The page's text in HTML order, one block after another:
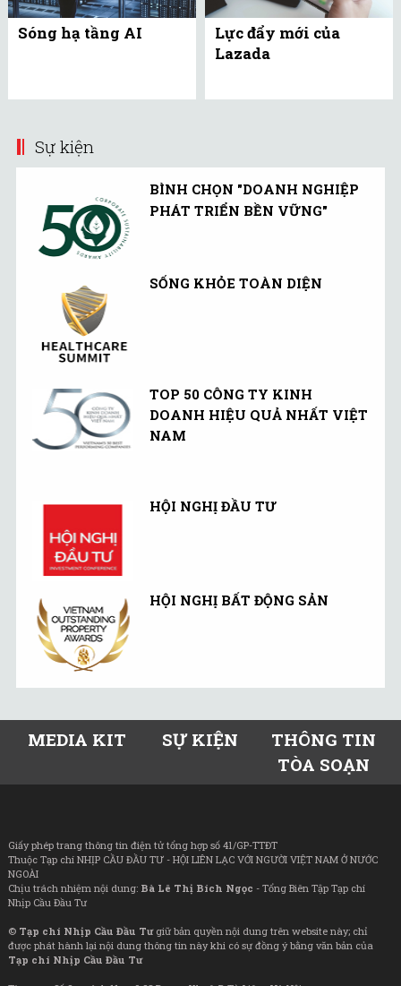
Sóng hạ tầng AI
Lực đẩy mới của
Lazada
Sự kiện
BÌNH CHỌN "DOANH NGHIỆP
PHÁT TRIỂN BỀN VỮNG"
SỐNG KHỎE TOÀN DIỆN
TOP 50 CÔNG TY KINH
DOANH HIỆU QUẢ NHẤT VIỆT
NAM
HỘI NGHỊ ĐẦU TƯ
HỘI NGHỊ BẤT ĐỘNG SẢN
MEDIA KIT SỰ KIỆN
THÔNG TIN
TÒA SOẠN
Giấy phép trang thông tin điện tử tổng hợp số 41/GP-TTĐT
Thuộc Tạp chí NHỊP CẦU ĐẦU TƯ - HỘI LIÊN LẠC VỚI NGƯỜI VIỆT NAM Ở NƯỚC
NGOÀI
Chịu trách nhiệm nội dung: Bà Lê Thị Bích Ngọc - Tổng Biên Tập Tạp chí
Nhịp Cầu Đầu Tư
© Tạp chí Nhịp Cầu Đầu Tưgiữ bản quyền nội dung trên website này; chỉ
được phát hành lại nội dung thông tin này khi có sự đồng ý bằng văn bản của
Tạp chí Nhịp Cầu Đầu Tư